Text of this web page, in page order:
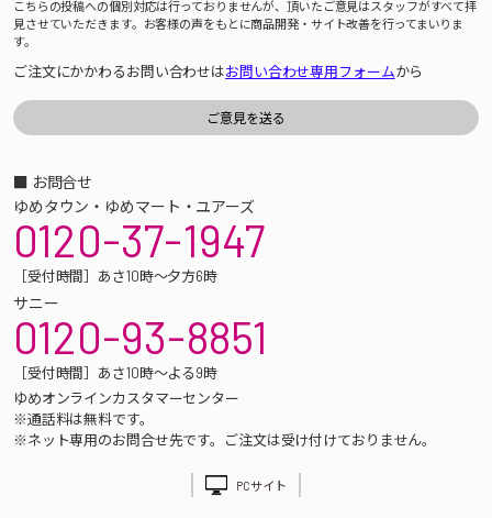
こちらの投稿への個別対応は行っておりませんが、頂いたご意見はスタッフがすべて拝
見させていただきます。お客様の声をもとに商品開発・サイト改善を行ってまいりま
す。
ご注文にかかわるお問い合わせはお問い合わせ専用フォームから
■ お問合せ
ゆめタウン・ゆめマート・ユアーズ
0120-37-1947
［受付時間］あさ10時～夕方6時
サニー
0120-93-8851
［受付時間］あさ10時～よる9時
ゆめオンラインカスタマーセンター
※通話料は無料です。
※ネット専用のお問合せ先です。ご注文は受け付けておりません。
PCサイト